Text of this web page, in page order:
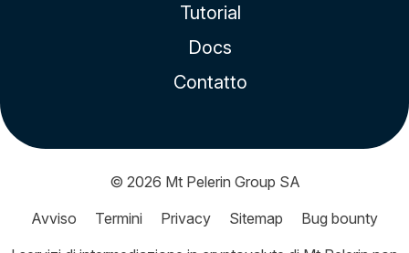
Tutorial
Docs
Contatto
© 2026 Mt Pelerin Group SA
Avviso
Termini Privacy Sitemap
Bug bounty